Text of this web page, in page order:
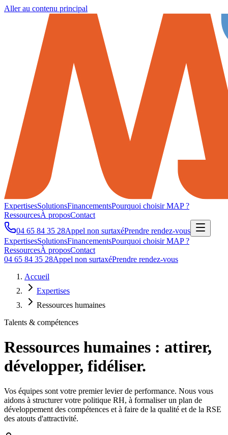
Aller au contenu principal
ExpertisesSolutionsFinancementsPourquoi choisir MAP ?
RessourcesÀ proposContact
04 65 84 35 28Appel non surtaxéPrendre rendez-vous
ExpertisesSolutionsFinancementsPourquoi choisir MAP ?
RessourcesÀ proposContact
04 65 84 35 28Appel non surtaxéPrendre rendez-vous
Accueil
Expertises
Ressources humaines
Talents & compétences
Ressources humaines : attirer,
développer, fidéliser.
Vos équipes sont votre premier levier de performance. Nous vous
aidons à structurer votre politique RH, à formaliser un plan de
développement des compétences et à faire de la qualité et de la RSE
des atouts d'attractivité.